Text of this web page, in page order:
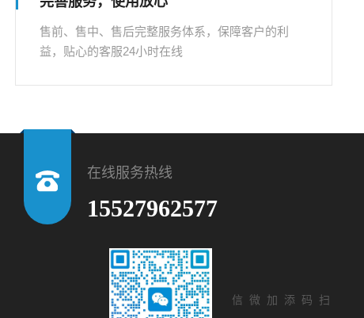
售前、售中、售后完整服务体系，保障客户的利
益，贴心的客服24小时在线
在线服务热线
15527962577
扫码添加微信